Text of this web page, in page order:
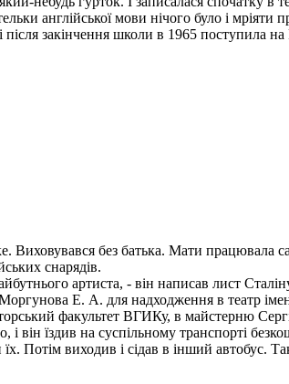
англійської мови нічого було і мріяти
закінчення школи в 1965 поступила
Виховувався без батька. Мати працювала
снарядів.
артиста, - він написав лист
Е. А. для надходження в театр
факультет ВГИКу, в майстерню
і він їздив на суспільному транспорті
Потім виходив і сідав в інший автобус.